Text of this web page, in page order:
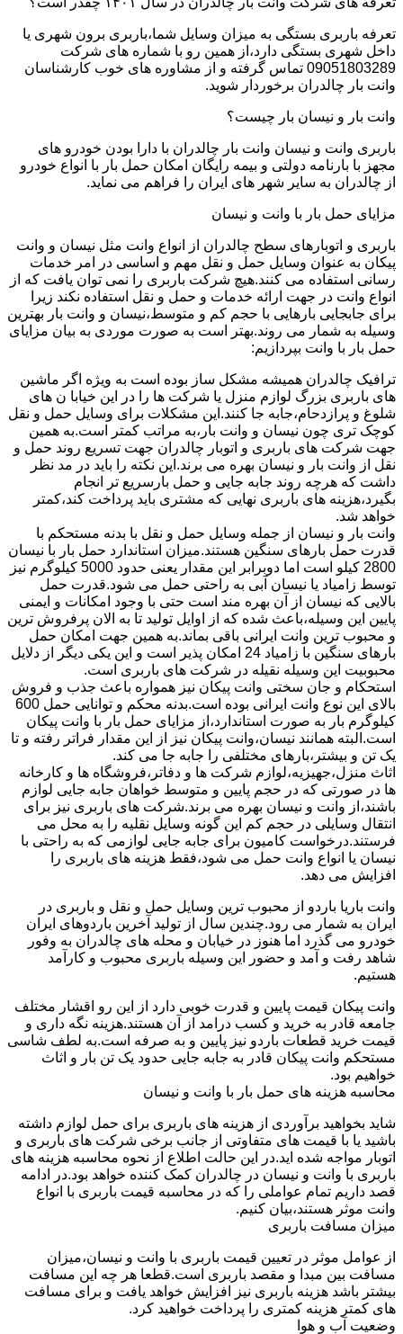
تعرفه باربری بستگی به میزان وسایل شما،باربری برون شهری یا
داخل شهری بستگی دارد،از همین رو با شماره های شرکت
09051803289 تماس گرفته و از مشاوره های خوب کارشناسان
وانت بار چالدران برخوردار شوید.
وانت بار و نیسان بار چیست؟
باربری وانت و نیسان وانت بار چالدران با دارا بودن خودرو های
مجهز با بارنامه دولتی و بیمه رایگان امکان حمل بار با انواع خودرو
از چالدران به سایر شهر های ایران را فراهم می نماید.
مزایای حمل بار با وانت و نیسان
باربری و اتوبارهای سطح چالدران از انواع وانت مثل نیسان و وانت
پیکان به عنوان وسایل حمل و نقل مهم و اساسی در امر خدمات
رسانی استفاده می کنند.هیچ شرکت باربری را نمی توان یافت که از
انواع وانت در جهت ارائه خدمات و حمل و نقل استفاده نکند زیرا
برای جابجایی بارهایی با حجم کم و متوسط،نیسان و وانت بار بهترین
وسیله به شمار می روند.بهتر است به صورت موردی به بیان مزایای
حمل بار با وانت بپردازیم:
ترافیک چالدران همیشه مشکل ساز بوده است به ویژه اگر ماشین
های باربری بزرگ لوازم منزل یا شرکت ها را در این خیابا ن های
شلوغ و پرازدحام،جابه جا کنند.این مشکلات برای وسایل حمل و نقل
کوچک تری چون نیسان و وانت بار،به مراتب کمتر است.به همین
جهت شرکت های باربری و اتوبار چالدران جهت تسریع روند حمل و
نقل از وانت بار و نیسان بهره می برند.این نکته را باید در مد نظر
داشت که هرچه روند جابه جایی و حمل بارسریع تر انجام
بگیرد،هزینه های باربری نهایی که مشتری باید پرداخت کند،کمتر
خواهد شد.
وانت بار و نیسان از جمله وسایل حمل و نقل با بدنه مستحکم با
قدرت حمل بارهای سنگین هستند.میزان استاندارد حمل بار با نیسان
2800 کیلو است اما دوبرابر این مقدار یعنی حدود 5000 کیلوگرم نیز
توسط زامیاد یا نیسان آبی به راحتی حمل می شود.قدرت حمل
بالایی که نیسان از آن بهره مند است حتی با وجود امکانات و ایمنی
پایین این وسیله،باعث شده که از اوایل تولید تا به الان پرفروش ترین
و محبوب ترین وانت ایرانی باقی بماند.به همین جهت امکان حمل
بارهای سنگین با زامیاد 24 امکان پذیر است و این یکی دیگر از دلایل
محبوبیت این وسیله نقیله در شرکت های باربری است.
استحکام و جان سختی وانت پیکان نیز همواره باعث جذب و فروش
بالای این نوع وانت ایرانی بوده است.بدنه محکم و توانایی حمل 600
کیلوگرم بار به صورت استاندارد،از مزایای حمل بار با وانت پیکان
است.البته همانند نیسان،وانت پیکان نیز از این مقدار فراتر رفته و تا
یک تن و بیشتر،بارهای مختلفی را جابه جا می کند.
اثاث منزل،جهیزیه،لوازم شرکت ها و دفاتر،فروشگاه ها و کارخانه
ها در صورتی که در حجم پایین و متوسط خواهان جابه جایی لوازم
باشند،از وانت و نیسان بهره می برند.شرکت های باربری نیز برای
انتقال وسایلی در حجم کم این گونه وسایل نقلیه را به محل می
فرستند.درخواست کامیون برای جابه جایی لوازمی که به راحتی با
نیسان یا انواع وانت حمل می شود،فقط هزینه های باربری را
افزایش می دهد.
وانت باریا باردو از محبوب ترین وسایل حمل و نقل و باربری در
ایران به شمار می رود.چندین سال از تولید آخرین باردوهای ایران
خودرو می گذرد اما هنوز در خیابان و محله های چالدران به وفور
شاهد رفت و آمد و حضور این وسیله باربری محبوب و کارآمد
هستیم.
وانت پیکان قیمت پایین و قدرت خوبی دارد از این رو اقشار مختلف
جامعه قادر به خرید و کسب درامد از آن هستند.هزینه نگه داری و
قیمت خرید قطعات باردو نیز پایین و به صرفه است.به لطف شاسی
مستحکم وانت پیکان قادر به جابه جایی حدود یک تن بار و اثاث
خواهیم بود.
محاسبه هزینه های حمل بار با وانت و نیسان
شاید بخواهید برآوردی از هزینه های باربری برای حمل لوازم داشته
باشید یا با قیمت های متفاوتی از جانب برخی شرکت های باربری و
اتوبار مواجه شده اید.در این حالت اطلاع از نحوه محاسبه هزینه های
باربری با وانت و نیسان در چالدران کمک کننده خواهد بود.در ادامه
قصد داریم تمام عواملی را که در محاسبه قیمت باربری با انواع
وانت موثر هستند،بیان کنیم.
میزان مسافت باربری
از عوامل موثر در تعیین قیمت باربری با وانت و نیسان،میزان
مسافت بین مبدا و مقصد باربری است.قطعا هر چه این مسافت
بیشتر باشد هزینه باربری نیز افزایش خواهد یافت و برای مسافت
های کمتر هزینه کمتری را پرداخت خواهید کرد.
وضعیت آب و هوا